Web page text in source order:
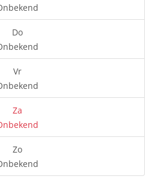
Do
Vr
Za
Zo